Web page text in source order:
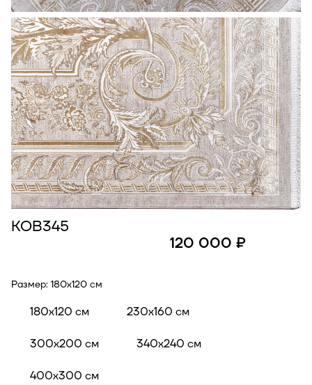
КОВ345
Размер: 180x120 см
180x120 см 230x160 см
300x200 см 340x240 см
400x300 см
120 000 ₽